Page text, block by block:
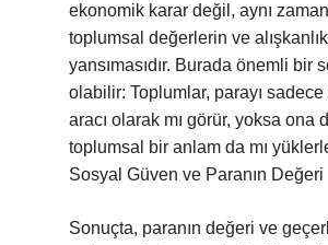
ekonomik karar değil, aynı
toplumsal değerlerin ve
yansımasıdır. Burada önemli bir
olabilir: Toplumlar, parayı
aracı olarak mı görür, yoksa ona
toplumsal bir anlam da mı
Sosyal Güven ve Paranın Değeri
Sonuçta, paranın değeri ve